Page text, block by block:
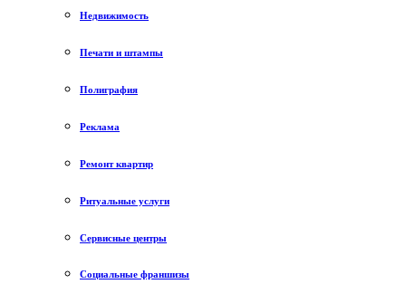
Недвижимость
Печати и штампы
Полиграфия
Реклама
Ремонт квартир
Ритуальные услуги
Сервисные центры
Социальные франшизы